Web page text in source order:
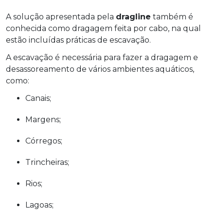
A solução apresentada pela dragline também é
conhecida como dragagem feita por cabo, na qual
estão incluídas práticas de escavação.
A escavação é necessária para fazer a dragagem e
desassoreamento de vários ambientes aquáticos,
como:
Canais;
Margens;
Córregos;
Trincheiras;
Rios;
Lagoas;